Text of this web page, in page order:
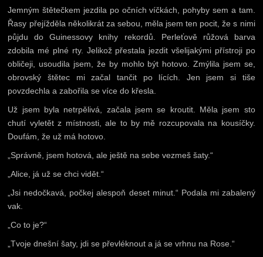
Jemným štětečkem jezdila po očních víčkách, pohyby sem a tam.
Řasy přejížděla několikrát za sebou, měla jsem ten pocit, že s nimi
půjdu do Guinessovy knihy rekordů. Perleťově růžová barva
zdobila mé plné rty. Jelikož přestala jezdit všelijakými přístroji po
obličeji, usoudila jsem, že by mohlo být hotovo. Zmýlila jsem se,
obrovský štětec mi začal tančit po lících. Jen jsem si tiše
povzdechla a zabořila se více do křesla.
Už jsem byla netrpělivá, začala jsem se kroutit. Měla jsem sto
chutí vyletět z místnosti, ale to by mě rozcupovala na kousíčky.
Doufám, že už má hotovo.
„Správně, jsem hotová, ale ještě na sebe vezmeš šaty.“
„Alice, já už se chci vidět.“
„Jsi nedočkavá, počkej alespoň deset minut.“ Podala mi zabalený
vak.
„Co to je?“
„Tvoje dnešní šaty, jdi se převléknout a já se vrhnu na Rose.“